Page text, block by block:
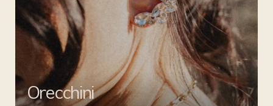
Orecchini